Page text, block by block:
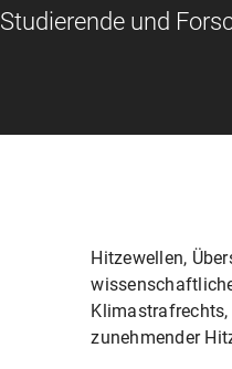
Studierende und
Hitzewellen,
zunehmender